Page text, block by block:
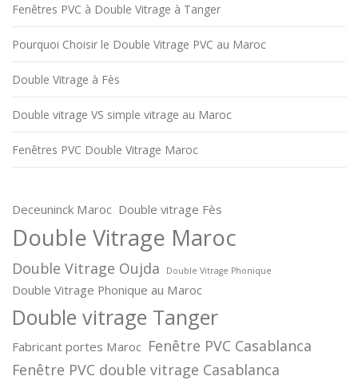
Fenêtres PVC à Double Vitrage à Tanger
Pourquoi Choisir le Double Vitrage PVC au Maroc
Double Vitrage à Fès
Double vitrage VS simple vitrage au Maroc
Fenêtres PVC Double Vitrage Maroc
Deceuninck Maroc Double vitrage Fès
Double Vitrage Maroc
Double Vitrage Oujda Double Vitrage Phonique
Double Vitrage Phonique au Maroc
Double vitrage Tanger
Fabricant portes Maroc Fenêtre PVC Casablanca
Fenêtre PVC double vitrage Casablanca